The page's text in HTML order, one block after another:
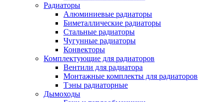
Радиаторы
Алюминиевые радиаторы
Биметаллические радиаторы
Стальные радиаторы
Чугунные радиаторы
Конвекторы
Комплектующие для радиаторов
Вентили для радиатора
Монтажные комплекты для радиаторов
Тэны радиаторные
Дымоходы